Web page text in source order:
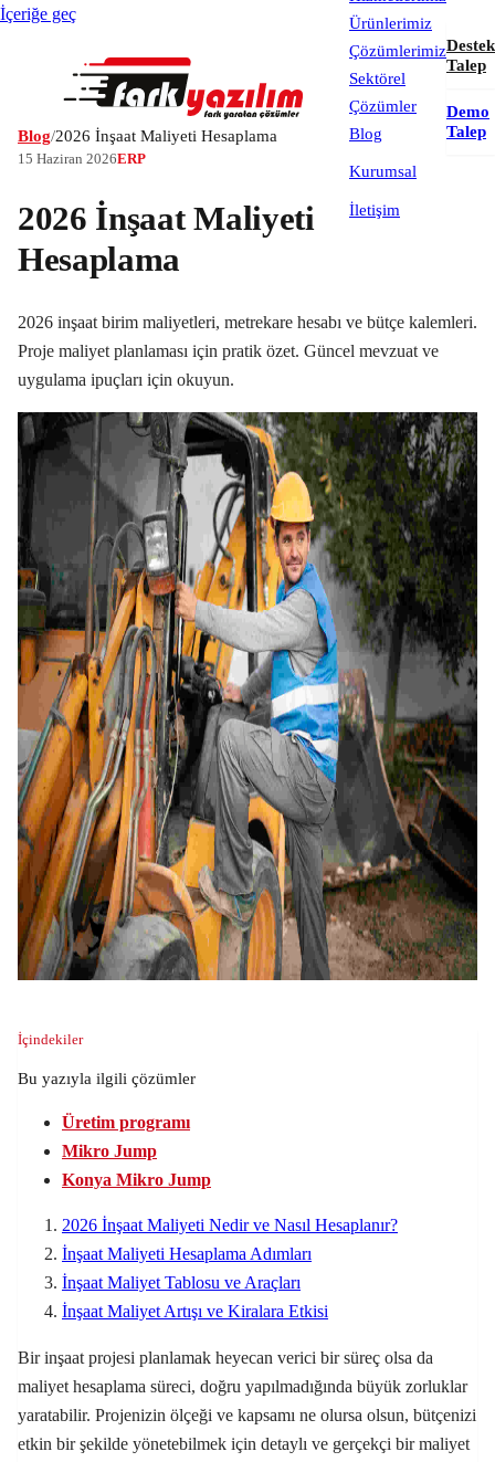
İçeriğe geç
Ürünlerimiz
Çözümlerimiz
Sektörel
Çözümler
Blog
Kurumsal
İletişim
Destek
Talep
Demo
Talep
Blog/2026 İnşaat Maliyeti Hesaplama
15 Haziran 2026ERP
2026 İnşaat Maliyeti
Hesaplama
2026 inşaat birim maliyetleri, metrekare hesabı ve bütçe kalemleri.
Proje maliyet planlaması için pratik özet. Güncel mevzuat ve
uygulama ipuçları için okuyun.
İçindekiler
Bu yazıyla ilgili çözümler
Üretim programı
Mikro Jump
Konya Mikro Jump
2026 İnşaat Maliyeti Nedir ve Nasıl Hesaplanır?
İnşaat Maliyeti Hesaplama Adımları
İnşaat Maliyet Tablosu ve Araçları
İnşaat Maliyet Artışı ve Kiralara Etkisi
Bir inşaat projesi planlamak heyecan verici bir süreç olsa da
maliyet hesaplama süreci, doğru yapılmadığında büyük zorluklar
yaratabilir. Projenizin ölçeği ve kapsamı ne olursa olsun, bütçenizi
etkin bir şekilde yönetebilmek için detaylı ve gerçekçi bir maliyet